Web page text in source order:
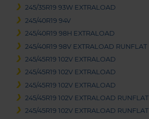
245/35R19 93W EXTRALOAD
245/40R19 94V
245/40R19 98H EXTRALOAD
245/40R19 98V EXTRALOAD RUNFLAT
245/45R19 102V EXTRALOAD
245/45R19 102V EXTRALOAD
245/45R19 102V EXTRALOAD
245/45R19 102V EXTRALOAD RUNFLAT
245/45R19 102V EXTRALOAD RUNFLAT